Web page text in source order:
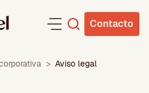
Contacto
> Aviso legal